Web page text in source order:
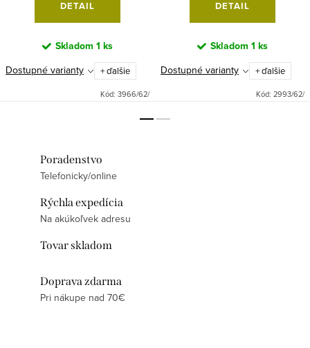
DETAIL
Skladom 1 ks
Dostupné varianty + ďalšie
Kód: 3966/62/
DETAIL
Skladom 1 ks
Dostupné varianty + ďalšie
Kód: 2993/62/
Poradenstvo
Telefonicky/online
Rýchla expedícia
Na akúkoľvek adresu
Tovar skladom
Doprava zdarma
Pri nákupe nad 70€